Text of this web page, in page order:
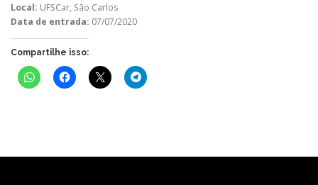
Local: UFSCar, São Carlos
Data de entrada: 07/07/2020
Compartilhe isso: